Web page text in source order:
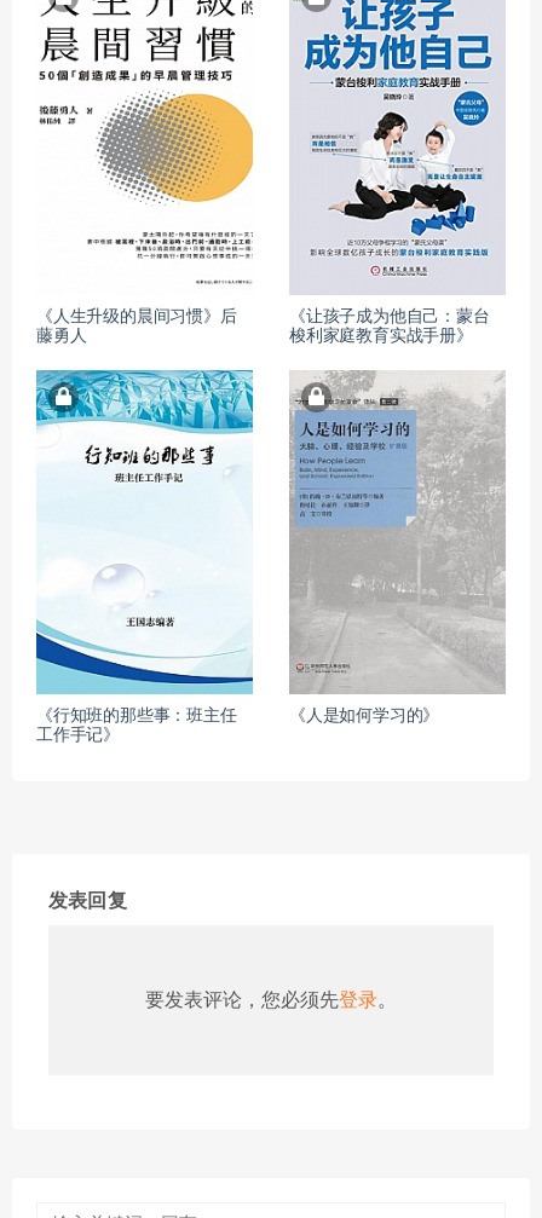
《人生升级的晨间习惯》后
藤勇人
《让孩子成为他自己：蒙台
梭利家庭教育实战手册》
《行知班的那些事：班主任
工作手记》
《人是如何学习的》
发表回复
要发表评论，您必须先登录。